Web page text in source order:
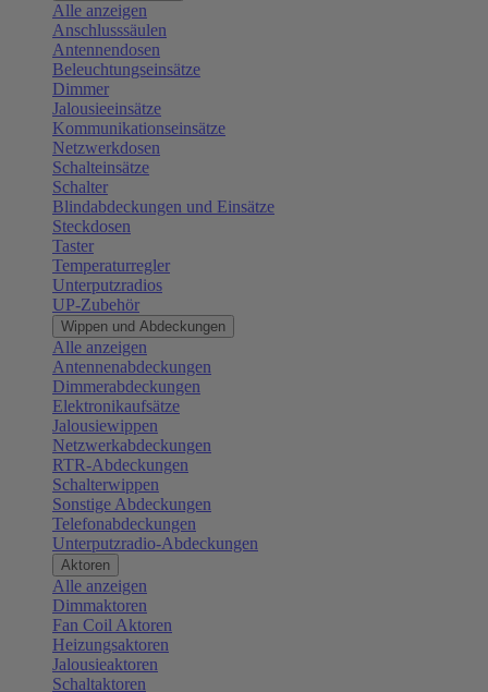
Alle anzeigen
Anschlusssäulen
Antennendosen
Beleuchtungseinsätze
Dimmer
Jalousieeinsätze
Kommunikationseinsätze
Netzwerkdosen
Schalteinsätze
Schalter
Blindabdeckungen und Einsätze
Steckdosen
Taster
Temperaturregler
Unterputzradios
UP-Zubehör
Wippen und Abdeckungen
Alle anzeigen
Antennenabdeckungen
Dimmerabdeckungen
Elektronikaufsätze
Jalousiewippen
Netzwerkabdeckungen
RTR-Abdeckungen
Schalterwippen
Sonstige Abdeckungen
Telefonabdeckungen
Unterputzradio-Abdeckungen
Aktoren
Alle anzeigen
Dimmaktoren
Fan Coil Aktoren
Heizungsaktoren
Jalousieaktoren
Schaltaktoren